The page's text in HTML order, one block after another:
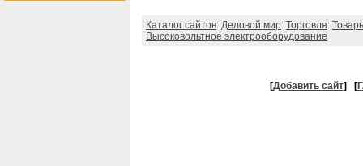
Каталог сайтов: Деловой мир: Торговля:
Высоковольтное электрооборудование
[Добавить сайт] [